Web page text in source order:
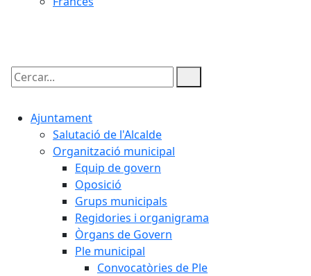
Cercar:
Ajuntament
Salutació de l'Alcalde
Organització municipal
Equip de govern
Oposició
Grups municipals
Regidories i organigrama
Òrgans de Govern
Ple municipal
Convocatòries de Ple